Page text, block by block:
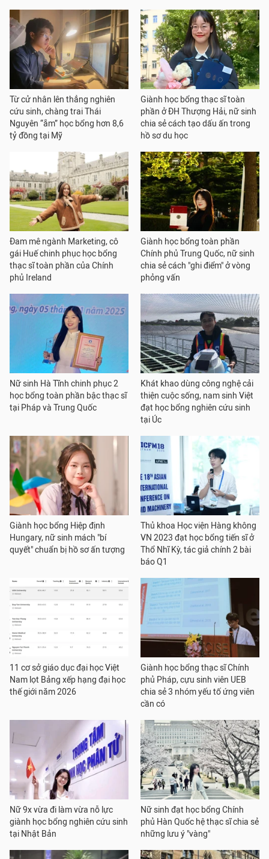
Từ cử nhân lên thẳng nghiên
cứu sinh, chàng trai Thái
Nguyên “ẵm” học bổng hơn 8,6
tỷ đồng tại Mỹ
Giành học bổng thạc sĩ toàn
phần ở ĐH Thượng Hải, nữ sinh
chia sẻ cách tạo dấu ấn trong
hồ sơ du học
Đam mê ngành Marketing, cô
gái Huế chinh phục học bổng
thạc sĩ toàn phần của Chính
phủ Ireland
Giành học bổng toàn phần
Chính phủ Trung Quốc, nữ sinh
chia sẻ cách "ghi điểm" ở vòng
phỏng vấn
Nữ sinh Hà Tĩnh chinh phục 2
học bổng toàn phần bậc thạc sĩ
tại Pháp và Trung Quốc
Khát khao dùng công nghệ cải
thiện cuộc sống, nam sinh Việt
đạt học bổng nghiên cứu sinh
tại Úc
Giành học bổng Hiệp định
Hungary, nữ sinh mách "bí
quyết" chuẩn bị hồ sơ ấn tượng
Thủ khoa Học viện Hàng không
VN 2023 đạt học bổng tiến sĩ ở
Thổ Nhĩ Kỳ, tác giả chính 2 bài
báo Q1
11 cơ sở giáo dục đại học Việt
Nam lọt Bảng xếp hạng đại học
thế giới năm 2026
Giành học bổng thạc sĩ Chính
phủ Pháp, cựu sinh viên UEB
chia sẻ 3 nhóm yếu tố ứng viên
cần có
Nữ 9x vừa đi làm vừa nỗ lực
giành học bổng nghiên cứu sinh
tại Nhật Bản
Nữ sinh đạt học bổng Chính
phủ Hàn Quốc hệ thạc sĩ chia sẻ
những lưu ý "vàng"